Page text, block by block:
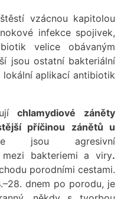
vzácnou kapitolou
infekce spojivek,
velice obávaným
jsou ostatní bakteriální
aplikací antibiotik
chlamydiové záněty
příčinou zánětů u
jsou agresivní
mezi bakteriemi a viry.
porodními cestami.
dnem po porodu, je